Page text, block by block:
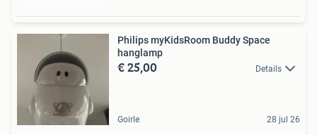
Philips myKidsRoom Buddy Space
hanglamp
€ 25,00 Details
Goirle 28 jul 26